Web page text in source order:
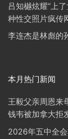
吕知樾炫耀“上
种性交照片疯传
李连杰是林彪的
本月热门新闻
王毅父亲周恩来
钱韦被加拿大拒
2026年五中全